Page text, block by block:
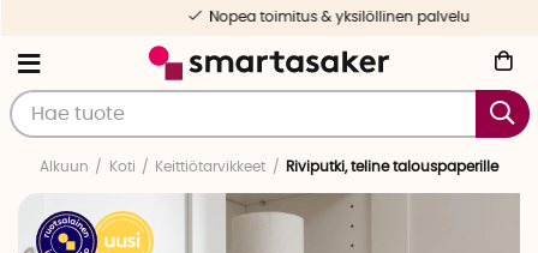
Nopea toimitus & yksilöllinen palvelu
Alkuun Koti Keittiötarvikkeet Riviputki, teline talouspaperille